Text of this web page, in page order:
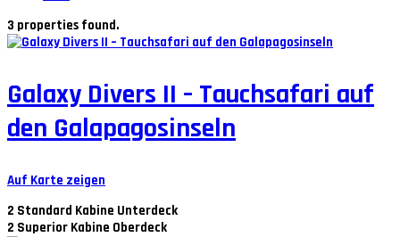
3 properties found.
Galaxy Divers II – Tauchsafari auf
den Galapagosinseln
Auf Karte zeigen
2 Standard Kabine Unterdeck
2 Superior Kabine Oberdeck